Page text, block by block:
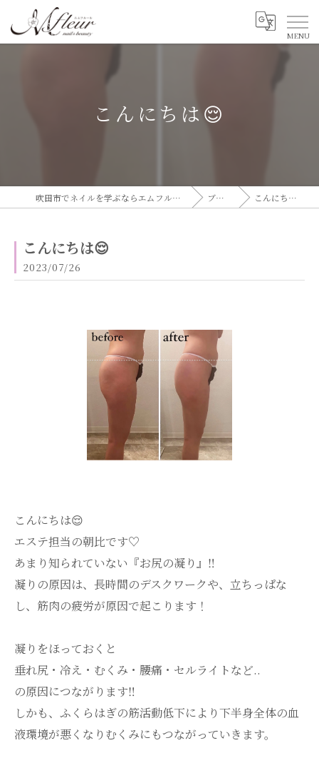
こんにちは😌
吹田市でネイルを学ぶならエムフルール ブログ こんにちは😌
こんにちは😌
2023/07/26
こんにちは😌
エステ担当の朝比です♡
あまり知られていない『お尻の凝り』‼️
凝りの原因は、長時間のデスクワークや、立ちっぱな
し、筋肉の疲労が原因で起こります！
凝りをほっておくと
垂れ尻・冷え・むくみ・腰痛・セルライトなど..
の原因につながります‼️
しかも、ふくらはぎの筋活動低下により下半身全体の血
液環境が悪くなりむくみにもつながっていきます。